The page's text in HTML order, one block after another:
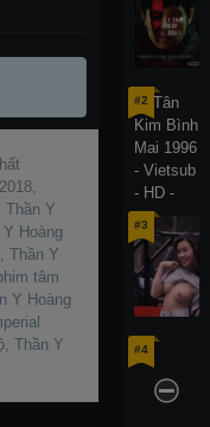
Thần Y
Hoàng
Thần Y
tâm
Y Hoàng
Thần Y
#2
#3
#4